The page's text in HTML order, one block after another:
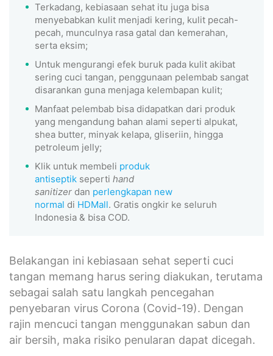
Terkadang, kebiasaan sehat itu juga bisa
menyebabkan kulit menjadi kering, kulit pecah-
pecah, munculnya rasa gatal dan kemerahan,
serta eksim;
Untuk mengurangi efek buruk pada kulit akibat
sering cuci tangan, penggunaan pelembab sangat
disarankan guna menjaga kelembapan kulit;
Manfaat pelembab bisa didapatkan dari produk
yang mengandung bahan alami seperti alpukat,
shea butter, minyak kelapa, gliseriin, hingga
petroleum jelly;
Klik untuk membeli produk
antiseptik seperti hand
sanitizer dan perlengkapan new
normal di HDMall. Gratis ongkir ke seluruh
Indonesia & bisa COD.
Belakangan ini kebiasaan sehat seperti cuci
tangan memang harus sering diakukan, terutama
sebagai salah satu langkah pencegahan
penyebaran virus Corona (Covid-19). Dengan
rajin mencuci tangan menggunakan sabun dan
air bersih, maka risiko penularan dapat dicegah.